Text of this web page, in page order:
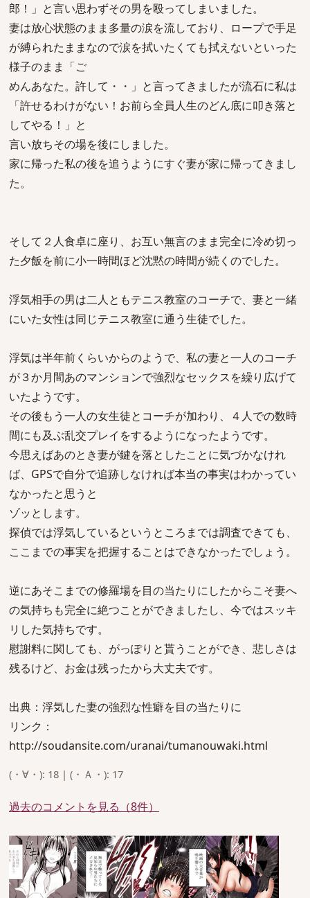
郎！」と言い思わずその男を殴ってしまいました。
妻は放心状態のまま多量の涙を流しており、ロープで手足
が縛られたままなので涙を拭いたくても拭えないといった
様子のまま「ご
めんあなた。許して・・」と言ってきましたが流石に私は
「許せるわけがない！お前ら全員人生のどん底に叩き落と
してやる！」と
言い放ちその場を後にしました。
家に帰った私の後を追うようにすぐ妻が家に帰ってきまし
た。
そして２人食卓に座り、お互い無言のまま完全に冷め切っ
た夕飯を前に小一時間ほど沈黙の時間が続くのでした。
浮気相手の男は二人ともテニス教室のコーチで、妻と一緒
にいた女性は同じテニス教室に通う生徒でした。
浮気は半年前くらいからのようで、私の妻と一人のコーチ
が３か月間あのマンションで強烈なセックスを繰り広げて
いたようです。
その後もう一人の女生徒とコーチが加わり、４人での数時
間にも及ぶ乱交プレイをするようになったようです。
今思えばあのとき妻が鍵を落としたことに気づかなけれ
ば、GPSで自分で追跡しなければ本当の事実はわかってい
なかったと思うと
ゾッとします。
探偵では浮気しているというところまでは調査できても、
ここまでの事実を把握することはできなかったでしょう。
逆にあそこまでの修羅場を目の当たりにしたからこそ妻へ
の気持ちも完全に絶つことができましたし、今ではスッキ
リした気持ちです。
慰謝料に関しても、がっぽりと貰うことができ、悲しさは
残るけど、お金は残ったから大丈夫です。
出典：浮気した妻の強烈な性癖を目の当たりに
リンク：
http://soudansite.com/uranai/tumanouwaki.html
(・∀・): 18 | (・Ａ・): 17
過去のコメントを見る（8件）